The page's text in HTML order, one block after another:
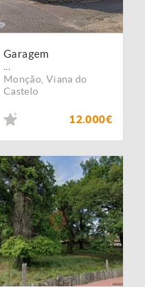
Garagem
Monção Viana do
Castelo
12.000€